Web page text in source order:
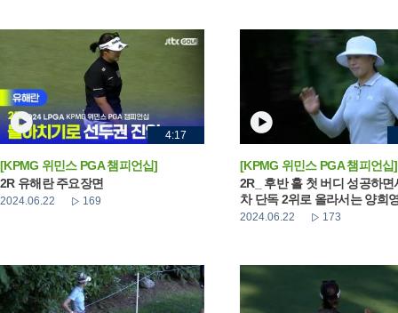
4:17
[KPMG 위민스 PGA 챔피언십]
2R 유해란 주요장면
2024.06.22 169
[KPMG 위민스 PGA 챔피언십]
2R_ 후반 홀 첫 버디 성공하면
차 단독 2위로 올라서는 양희
2024.06.22 173